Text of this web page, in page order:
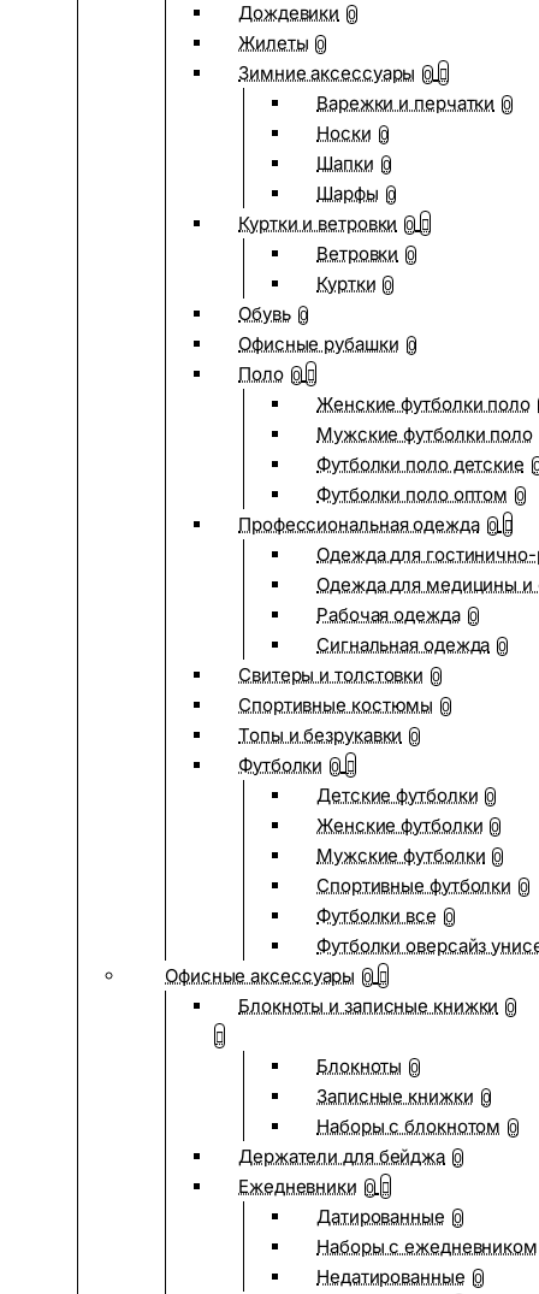
Дождевики 0
Жилеты 0
Зимние аксессуары 0
Варежки и перчатки 0
Носки 0
Шапки 0
Шарфы 0
Куртки и ветровки 0
Ветровки 0
Куртки 0
Обувь 0
Офисные рубашки 0
Поло 0
Женские футболки поло
Мужские футболки поло
Футболки поло детские
Футболки поло оптом 0
Профессиональная одежда 0
Одежда для
Одежда для медицины и
Рабочая одежда 0
Сигнальная одежда 0
Свитеры и толстовки 0
Спортивные костюмы 0
Топы и безрукавки 0
Футболки 0
Детские футболки 0
Женские футболки 0
Мужские футболки 0
Спортивные футболки 0
Футболки все 0
Футболки оверсайз
Офисные аксессуары 0
Блокноты и записные книжки 0
Блокноты 0
Записные книжки 0
Наборы с блокнотом 0
Держатели для бейджа 0
Ежедневники 0
Датированные 0
Наборы с ежедневником
Недатированные 0